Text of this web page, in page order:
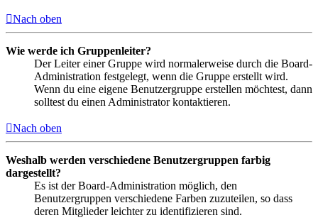
Nach oben
Wie werde ich Gruppenleiter?
Der Leiter einer Gruppe wird normalerweise durch die Board-
Administration festgelegt, wenn die Gruppe erstellt wird.
Wenn du eine eigene Benutzergruppe erstellen möchtest, dann
solltest du einen Administrator kontaktieren.
Nach oben
Weshalb werden verschiedene Benutzergruppen farbig
dargestellt?
Es ist der Board-Administration möglich, den
Benutzergruppen verschiedene Farben zuzuteilen, so dass
deren Mitglieder leichter zu identifizieren sind.